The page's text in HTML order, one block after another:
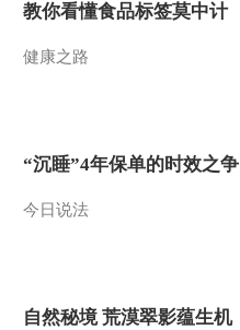
教你看懂食品标签莫中计
健康之路
“沉睡”4年保单的时效之争
今日说法
自然秘境 荒漠翠影蕴生机